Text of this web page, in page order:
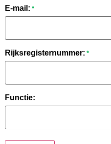
E-mail: *
Rijksregisternummer: *
Functie: